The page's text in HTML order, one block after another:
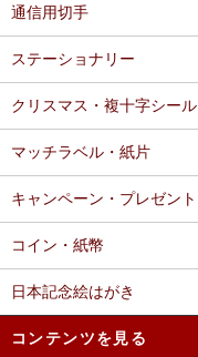
通信用切手
ステーショナリー
クリスマス・複十字シール
マッチラベル・紙片
キャンペーン・プレゼント
コイン・紙幣
日本記念絵はがき
コンテンツを見る